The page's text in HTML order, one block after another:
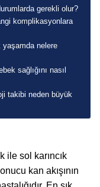
gerekli olur?
komplikasyonlara
yaşamda nelere
sağlığını nasıl
takibi neden büyük
ile sol karıncık
kan akışının